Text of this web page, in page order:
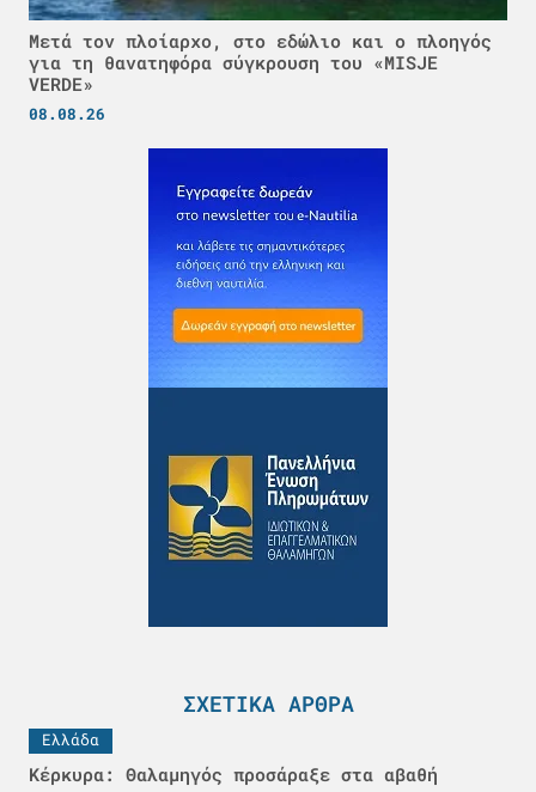
Μετά τον πλοίαρχο, στο εδώλιο και ο πλοηγός
για τη θανατηφόρα σύγκρουση του «MISJE
VERDE»
08.08.26
ΣΧΕΤΙΚΆ ΆΡΘΡΑ
Ελλάδα
Κέρκυρα: Θαλαμηγός προσάραξε στα αβαθή